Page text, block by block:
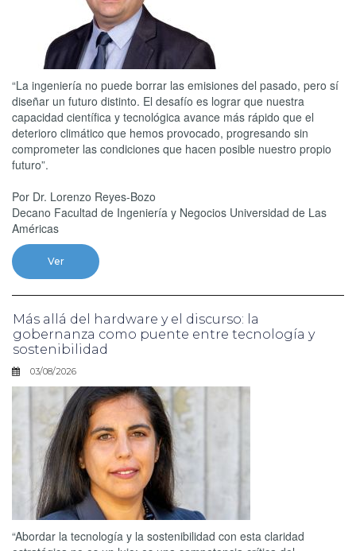
“La ingeniería no puede borrar las emisiones del pasado, pero sí
diseñar un futuro distinto. El desafío es lograr que nuestra
capacidad científica y tecnológica avance más rápido que el
deterioro climático que hemos provocado, progresando sin
comprometer las condiciones que hacen posible nuestro propio
futuro”.
Por Dr. Lorenzo Reyes-Bozo
Decano Facultad de Ingeniería y Negocios Universidad de Las
Américas
Ver
Más allá del hardware y el discurso: la
gobernanza como puente entre tecnología y
sostenibilidad
03/08/2026
“Abordar la tecnología y la sostenibilidad con esta claridad